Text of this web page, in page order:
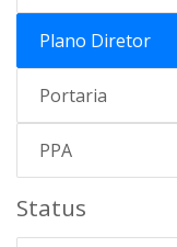
Plano Diretor
Portaria
PPA
Status